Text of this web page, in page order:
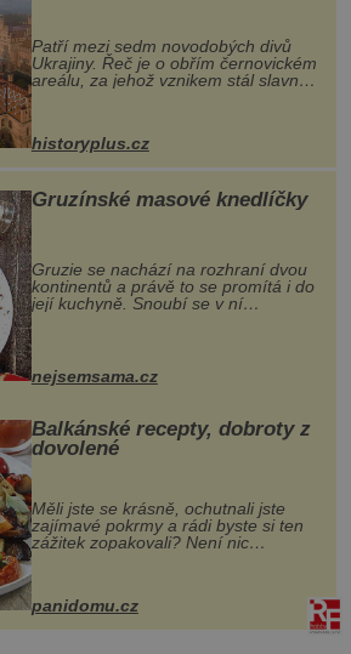
Patří mezi sedm novodobých divů
Ukrajiny. Řeč je o obřím černovickém
areálu, za jehož vznikem stál slavný
český architekt Josef Hlávka. Ten si
na něm dal mimořádně záležet. Jeho
stavební plány by při ...
historyplus.cz
Gruzínské masové knedlíčky
Gruzie se nachází na rozhraní dvou
kontinentů a právě to se promítá i do
její kuchyně. Snoubí se v ní
evropské a asijské chutě a díky tomu
vznikají rozmanité a chuťově bohaté
pokrmy, které rozhodně st...
nejsemsama.cz
Balkánské recepty, dobroty z
dovolené
Měli jste se krásně, ochutnali jste
zajímavé pokrmy a rádi byste si ten
zážitek zopakovali? Není nic
snazšího. Pljeskavica (10 porcí)
Možná jste ji ochutnali na dovolené v
panidomu.cz